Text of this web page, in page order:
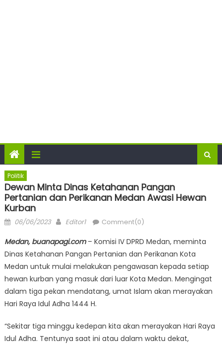
Politik
Dewan Minta Dinas Ketahanan Pangan
Pertanian dan Perikanan Medan Awasi Hewan
Kurban
Posted
06/06/2023 Author
Editor1 Comment(0)
Medan, buanapagi.com– Komisi IV DPRD Medan, meminta
Dinas Ketahanan Pangan Pertanian dan Perikanan Kota
Medan untuk mulai melakukan pengawasan kepada setiap
hewan kurban yang masuk dari luar Kota Medan. Mengingat
dalam tiga pekan mendatang, umat Islam akan merayakan
Hari Raya Idul Adha 1444 H.
“Sekitar tiga minggu kedepan kita akan merayakan Hari Raya
Idul Adha. Tentunya saat ini atau dalam waktu dekat,